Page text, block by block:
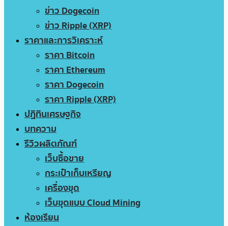
ข่าว Dogecoin
ข่าว Ripple (XRP)
ราคาและการวิเคราะห์
ราคา Bitcoin
ราคา Ethereum
ราคา Dogecoin
ราคา Ripple (XRP)
ปฏิทินเศรษฐกิจ
บทความ
รีวิวผลิตภัณฑ์
เว็บซื้อขาย
กระเป๋าเก็บเหรียญ
เครื่องขุด
เว็บขุดแบบ Cloud Mining
ห้องเรียน